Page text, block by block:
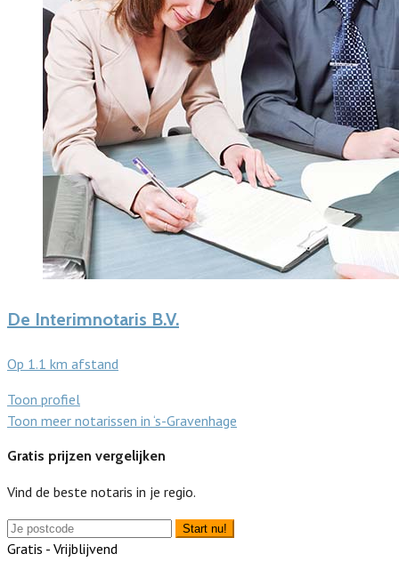
De Interimnotaris B.V.
Op 1.1 km afstand
Toon profiel
Toon meer notarissen in ‘s-Gravenhage
Gratis prijzen vergelijken
Vind de beste notaris in je regio.
Start nu!
Gratis - Vrijblijvend